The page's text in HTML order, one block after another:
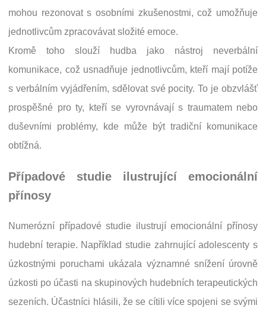
mohou rezonovat s osobními zkušenostmi, což umožňuje
jednotlivcům zpracovávat složité emoce.
Kromě toho slouží hudba jako nástroj neverbální
komunikace, což usnadňuje jednotlivcům, kteří mají potíže
s verbálním vyjádřením, sdělovat své pocity. To je obzvlášť
prospěšné pro ty, kteří se vyrovnávají s traumatem nebo
duševními problémy, kde může být tradiční komunikace
obtížná.
Případové studie ilustrující emocionální
přínosy
Numerózní případové studie ilustrují emocionální přínosy
hudební terapie. Například studie zahrnující adolescenty s
úzkostnými poruchami ukázala významné snížení úrovně
úzkosti po účasti na skupinových hudebních terapeutických
sezeních. Účastníci hlásili, že se cítili více spojeni se svými